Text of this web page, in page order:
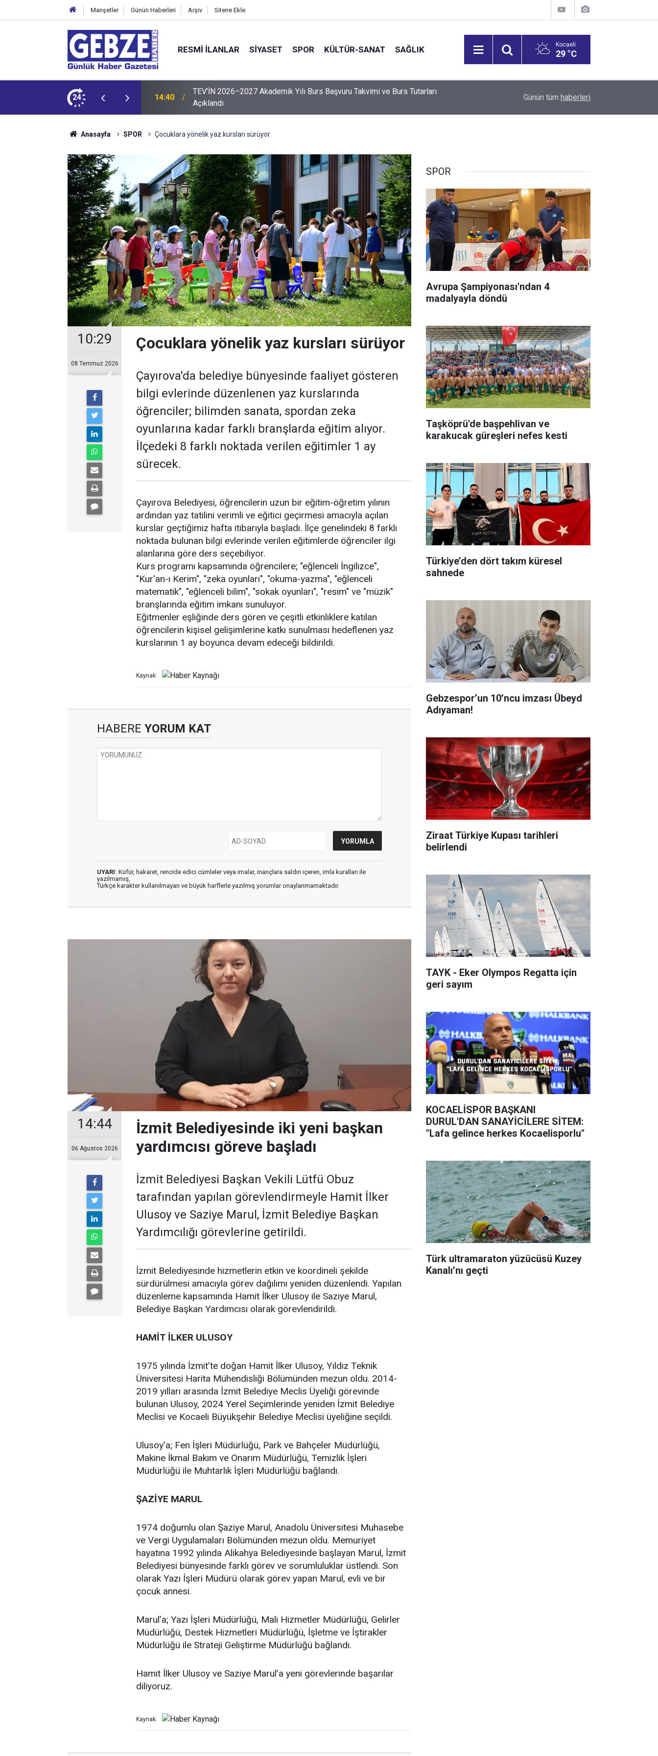
Manşetler Günün Haberleri Arşiv Sitene Ekle
RESMI İLANLAR SİYASET SPOR KÜLTÜR-SANAT SAĞLIK Kocaeli
29 °C
24 14:35 Sepaş Enerji, 136'ncı sırada yer aldı Yüksek rekolte üzüm fiyatlarını düşürdü
Günün tüm haberleri
Anasayfa SPOR Çocuklara yönelik yaz kursları sürüyor
10:29
08 Temmuz 2026
Çocuklara yönelik yaz kursları sürüyor
Çayırova'da belediye bünyesinde faaliyet gösteren
bilgi evlerinde düzenlenen yaz kurslarında
öğrenciler; bilimden sanata, spordan zeka
oyunlarına kadar farklı branşlarda eğitim alıyor.
İlçedeki 8 farklı noktada verilen eğitimler 1 ay
sürecek.
Çayırova Belediyesi, öğrencilerin uzun bir eğitim-öğretim yılının
ardından yaz tatilini verimli ve eğitici geçirmesi amacıyla açılan
kurslar geçtiğimiz hafta itibarıyla başladı. İlçe genelindeki 8 farklı
noktada bulunan bilgi evlerinde verilen eğitimlerde öğrenciler ilgi
alanlarına göre ders seçebiliyor.
Kurs programı kapsamında öğrencilere; "eğlenceli İngilizce",
"Kur'an-ı Kerim", "zeka oyunları", "okuma-yazma", "eğlenceli
matematik", "eğlenceli bilim", "sokak oyunları", "resim" ve "müzik"
branşlarında eğitim imkanı sunuluyor.
Eğitmenler eşliğinde ders gören ve çeşitli etkinliklere katılan
öğrencilerin kişisel gelişimlerine katkı sunulması hedeflenen yaz
kurslarının 1 ay boyunca devam edeceği bildirildi.
Kaynak:
HABERE YORUM KAT
UYARI: Küfür, hakaret, rencide edici cümleler veya imalar, inançlara saldırı içeren, imla kuralları ile
yazılmamış,
Türkçe karakter kullanılmayan ve büyük harflerle yazılmış yorumlar onaylanmamaktadır.
14:44
06 Ağustos 2026
İzmit Belediyesinde iki yeni başkan
yardımcısı göreve başladı
İzmit Belediyesi Başkan Vekili Lütfü Obuz
tarafından yapılan görevlendirmeyle Hamit İlker
Ulusoy ve Saziye Marul, İzmit Belediye Başkan
Yardımcılığı görevlerine getirildi.
İzmit Belediyesinde hizmetlerin etkin ve koordineli şekilde
sürdürülmesi amacıyla görev dağılımı yeniden düzenlendi. Yapılan
düzenleme kapsamında Hamit İlker Ulusoy ile Saziye Marul,
Belediye Başkan Yardımcısı olarak görevlendirildi.
HAMİT İLKER ULUSOY
1975 yılında İzmit’te doğan Hamit İlker Ulusoy, Yıldız Teknik
Üniversitesi Harita Mühendisliği Bölümünden mezun oldu. 2014-
2019 yılları arasında İzmit Belediye Meclis Üyeliği görevinde
bulunan Ulusoy, 2024 Yerel Seçimlerinde yeniden İzmit Belediye
Meclisi ve Kocaeli Büyükşehir Belediye Meclisi üyeliğine seçildi.
Ulusoy’a; Fen İşleri Müdürlüğü, Park ve Bahçeler Müdürlüğü,
Makine İkmal Bakım ve Onarım Müdürlüğü, Temizlik İşleri
Müdürlüğü ile Muhtarlık İşleri Müdürlüğü bağlandı.
ŞAZİYE MARUL
1974 doğumlu olan Şaziye Marul, Anadolu Üniversitesi Muhasebe
ve Vergi Uygulamaları Bölümünden mezun oldu. Memuriyet
hayatına 1992 yılında Alikahya Belediyesinde başlayan Marul, İzmit
Belediyesi bünyesinde farklı görev ve sorumluluklar üstlendi. Son
olarak Yazı İşleri Müdürü olarak görev yapan Marul, evli ve bir
çocuk annesi.
Marul’a; Yazı İşleri Müdürlüğü, Mali Hizmetler Müdürlüğü, Gelirler
Müdürlüğü, Destek Hizmetleri Müdürlüğü, İşletme ve İştirakler
Müdürlüğü ile Strateji Geliştirme Müdürlüğü bağlandı.
Hamit İlker Ulusoy ve Saziye Marul’a yeni görevlerinde başarılar
diliyoruz.
Kaynak:
SPOR
Avrupa Şampiyonası'ndan 4
madalyayla döndü
Taşköprü'de başpehlivan ve
karakucak güreşleri nefes kesti
Türkiye’den dört takım küresel
sahnede
Gebzespor’un 10’ncu imzası Übeyd
Adıyaman!
Ziraat Türkiye Kupası tarihleri
belirlendi
TAYK - Eker Olympos Regatta için
geri sayım
KOCAELİSPOR BAŞKANI
DURUL'DAN SANAYİCİLERE SİTEM:
"Lafa gelince herkes Kocaelisporlu"
Türk ultramaraton yüzücüsü Kuzey
Kanalı’nı geçti